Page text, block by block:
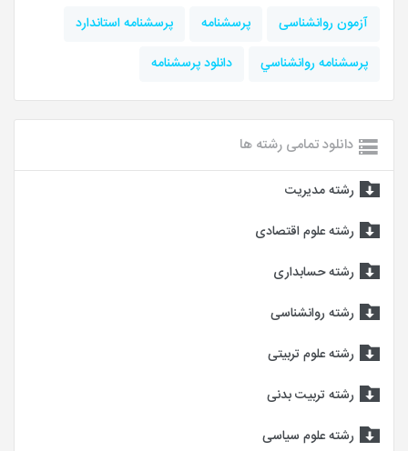
آزمون روانشناسی پرسشنامه
پرسشنامه استاندارد
پرسشنامه روانشناسي
دانلود پرسشنامه
دانلود تمامی رشته ها
رشته مدیریت
رشته علوم اقتصادی
رشته حسابداری
رشته روانشناسی
رشته علوم تربیتی
رشته تربیت بدنی
رشته علوم سیاسی